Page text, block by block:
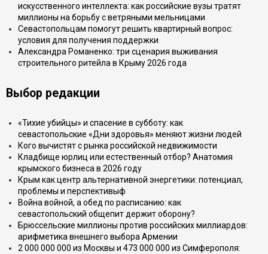
искусственного интеллекта: как российские вузы тратят
миллионы на борьбу с ветряными мельницами
Севастопольцам помогут решить квартирный вопрос:
условия для получения поддержки
Александра Романенко: три сценария выживания
строительного ритейла в Крыму 2026 года
Выбор редакции
«Тихие убийцы» и спасение в субботу: как
севастопольские «Дни здоровья» меняют жизни людей
Кого вычистят с рынка российской недвижимости
Кладбище юрлиц или естественный отбор? Анатомия
крымского бизнеса в 2026 году
Крым как центр альтернативной энергетики: потенциал,
проблемы и перспективыф
Война войной, а обед по расписанию: как
севастопольский общепит держит оборону?
Брюссельские миллионы против российских миллиардов:
арифметика внешнего выбора Армении
2 000 000 000 из Москвы и 473 000 000 из Симферополя: